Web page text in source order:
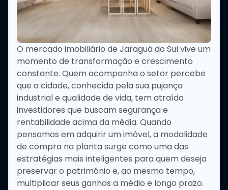
O mercado imobiliário de Jaraguá do Sul vive um
momento de transformação e crescimento
constante. Quem acompanha o setor percebe
que a cidade, conhecida pela sua pujança
industrial e qualidade de vida, tem atraído
investidores que buscam segurança e
rentabilidade acima da média. Quando
pensamos em adquirir um imóvel, a modalidade
de compra na planta surge como uma das
estratégias mais inteligentes para quem deseja
preservar o patrimônio e, ao mesmo tempo,
multiplicar seus ganhos a médio e longo prazo.